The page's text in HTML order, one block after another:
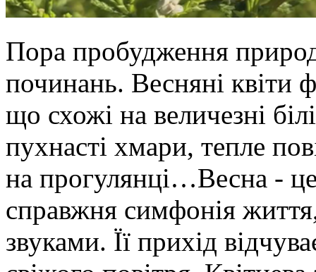
Пора пробудження
починань. Весняні квіти
що схожі на величезні
пухнасті хмари, тепле
на прогулянці…Весна -
справжня симфонія
звуками. Її прихід